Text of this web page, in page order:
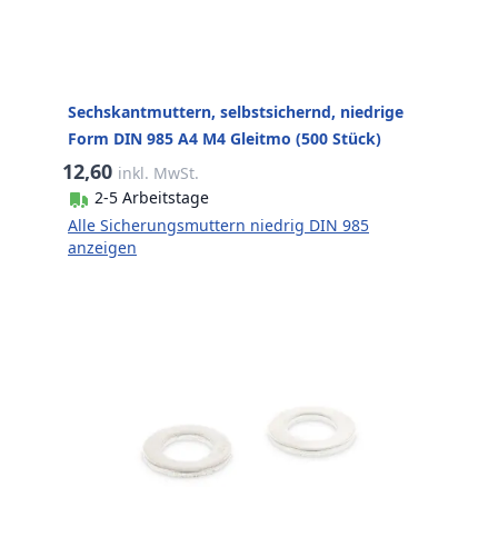
Sechskantmuttern, selbstsichernd, niedrige
Form DIN 985 A4 M4 Gleitmo (500 Stück)
12,60 inkl. MwSt.
2-5 Arbeitstage
Alle Sicherungsmuttern niedrig DIN 985
anzeigen